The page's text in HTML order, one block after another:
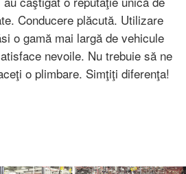
Conducere plăcută. Utilizare
o gamă mai largă de vehicule
nevoile. Nu trebuie să ne
o plimbare. Simţiţi diferenţa!